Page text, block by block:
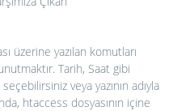
üzerine yazılan komutları
Tarih, Saat gibi
veya yazının adıyla
htaccess dosyasının içine